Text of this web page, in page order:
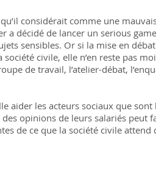
considérait comme une
a décidé de lancer un serious
sensibles. Or si la mise en
civile, elle n’en reste pas
de travail, l’atelier-débat,
aider les acteurs sociaux que sont
opinions de leurs salariés peut
de ce que la société civile attend